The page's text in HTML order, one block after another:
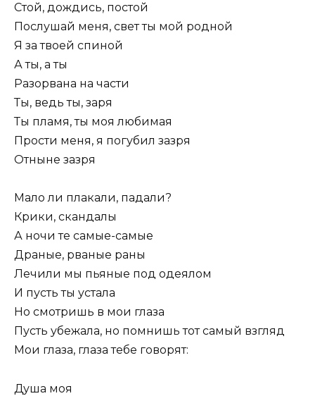
Стой, дождись, постой
Послушай меня, свет ты мой родной
Я за твоей спиной
А ты, а ты
Разорвана на части
Ты, ведь ты, заря
Ты пламя, ты моя любимая
Прости меня, я погубил зазря
Отныне зазря
Мало ли плакали, падали?
Крики, скандалы
А ночи те самые-самые
Драные, рваные раны
Лечили мы пьяные под одеялом
И пусть ты устала
Но смотришь в мои глаза
Пусть убежала, но помнишь тот самый взгляд
Мои глаза, глаза тебе говорят:
Душа моя